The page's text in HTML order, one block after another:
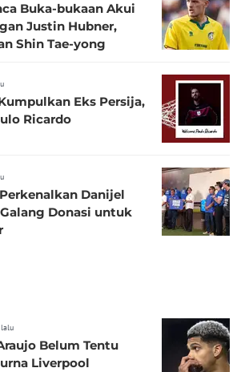
Buka-bukaan Akui
Justin Hubner,
Shin Tae-yong
Eks Persija,
Ricardo
Danijel
Donasi untuk
lalu
Belum Tentu
Liverpool